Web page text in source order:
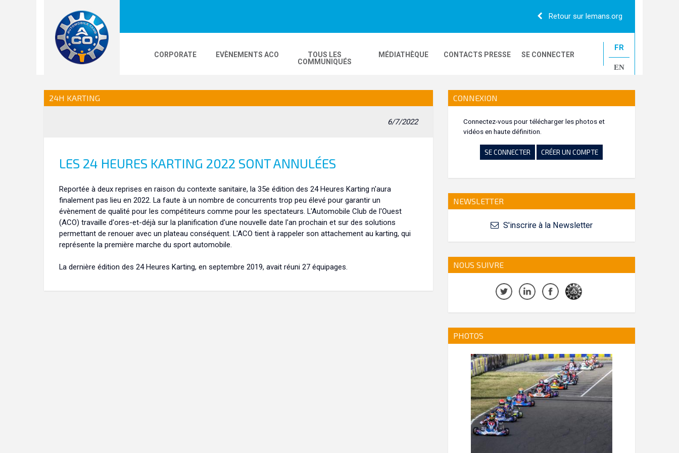
Retour sur lemans.org
CORPORATE EVÈNEMENTS ACO
24H LE MANS
LE MANS CLASSIC
TOUS LES
COMMUNIQUÉS
MÉDIATHÈQUE
LOGOS
CONTACTS PRESSE SE CONNECTER
FR
EN
24H KARTING
6/7/2022
LES 24 HEURES KARTING 2022 SONT ANNULÉES
Reportée à deux reprises en raison du contexte sanitaire, la 35e édition des 24 Heures Karting n'aura
finalement pas lieu en 2022. La faute à un nombre de concurrents trop peu élevé pour garantir un
évènement de qualité pour les compétiteurs comme pour les spectateurs. L'Automobile Club de l'Ouest
(ACO) travaille d'ores-et-déjà sur la planification d'une nouvelle date l'an prochain et sur des solutions
permettant de renouer avec un plateau conséquent. L'ACO tient à rappeler son attachement au karting, qui
représente la première marche du sport automobile.
La dernière édition des 24 Heures Karting, en septembre 2019, avait réuni 27 équipages.
CONNEXION
Connectez-vous pour télécharger les photos et
vidéos en haute définition.
SE CONNECTER CRÉER UN COMPTE
NEWSLETTER
S'inscrire à la Newsletter
NOUS SUIVRE
PHOTOS